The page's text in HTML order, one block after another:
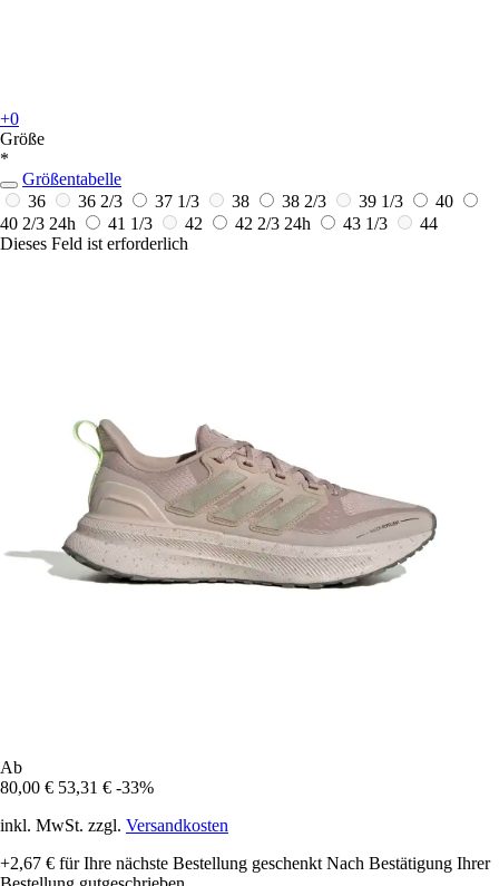
+0
Größe
*
Größentabelle
36
36 2/3 37 1/3 38 38 2/3 39 1/3
40
40 2/3 24h 41 1/3 42 42 2/3 24h 43 1/3
44
Dieses Feld ist erforderlich
Ab
80,00 € 53,31 € -33%
inkl. MwSt. zzgl. Versandkosten
+2,67 € für Ihre nächste Bestellung geschenkt Nach Bestätigung Ihrer